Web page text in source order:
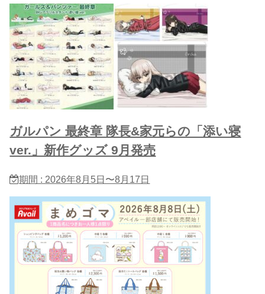
ガルパン 最終章 隊長&家元らの「添い寝
ver.」新作グッズ 9月発売
期間 : 2026年8月5日〜8月17日